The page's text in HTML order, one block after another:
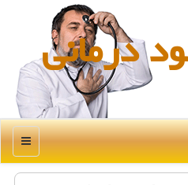
درمانی
منو